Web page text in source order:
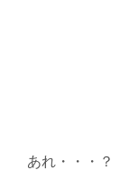
あれ・・・？